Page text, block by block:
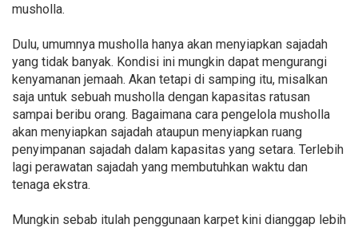
musholla.
Dulu, umumnya musholla hanya akan menyiapkan sajadah
yang tidak banyak. Kondisi ini mungkin dapat mengurangi
kenyamanan jemaah. Akan tetapi di samping itu, misalkan
saja untuk sebuah musholla dengan kapasitas ratusan
sampai beribu orang. Bagaimana cara pengelola musholla
akan menyiapkan sajadah ataupun menyiapkan ruang
penyimpanan sajadah dalam kapasitas yang setara. Terlebih
lagi perawatan sajadah yang membutuhkan waktu dan
tenaga ekstra.
Mungkin sebab itulah penggunaan karpet kini dianggap lebih